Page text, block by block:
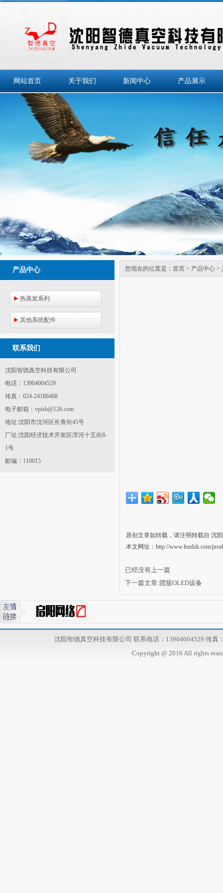
网站首页 关于我们 新闻中心 产品展示
产品中心
热蒸发系列
其他系统配件
联系我们
沈阳智德真空科技有限公司
电话： 13904004529
传真： 024-24186468
电子邮箱： vpisb@126.com
地址:沈阳市沈河区长青街45号
厂址:沈阳经济技术开发区浑河十五街8-
1号
邮编： 110015
您现在的位置是： 首页 > 产品中心 >
原创文章如转载，请注明转载自 沈
本文网址：http://www.lnzdzk.com/
已经没有上一篇
下一篇文章: 团簇OLED设备
沈阳智德真空科技有限公司 联系电话：13904004529 传
Copyright @ 2016 All rights